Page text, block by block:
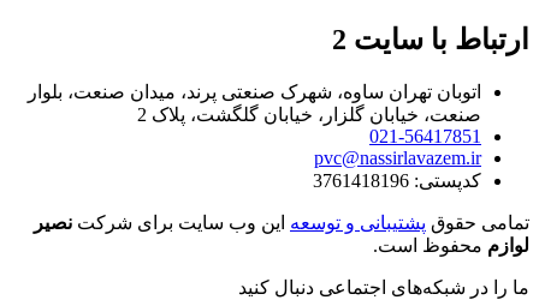
ارتباط با سایت 2
اتوبان تهران ساوه، شهرک صنعتی پرند، میدان صنعت، بلوار
صنعت، خیابان گلزار، خیابان گلگشت، پلاک 2
021-56417851
pvc@nassirlavazem.ir
کدپستی: 3761418196
تمامی حقوق پشتیبانی و توسعه این وب سایت برای شرکت نصیر
لوازم محفوظ است.
ما را در شبکه‌های اجتماعی دنبال کنید